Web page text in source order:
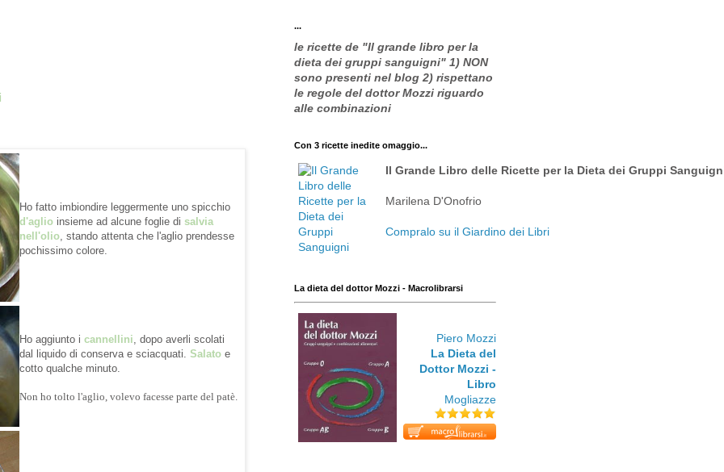
Ho fatto imbiondire leggermente uno spicchio
d'aglio insieme ad alcune foglie di salvia
nell'olio, stando attenta che l'aglio prendesse
pochissimo colore.
Ho aggiunto i cannellini, dopo averli scolati
dal liquido di conserva e sciacquati. Salato e
cotto qualche minuto.
Non ho tolto l'aglio, volevo facesse parte del patè.
...
le ricette de "Il grande libro per la
dieta dei gruppi sanguigni" 1) NON
sono presenti nel blog 2) rispettano
le regole del dottor Mozzi riguardo
alle combinazioni
Con 3 ricette inedite omaggio...
Il Grande Libro delle Ricette per la Dieta dei Gruppi
Marilena D'Onofrio
Compralo su il Giardino dei Libri
La dieta del dottor Mozzi - Macrolibrarsi
Piero Mozzi
La Dieta del
Dottor Mozzi -
Libro
Mogliazze